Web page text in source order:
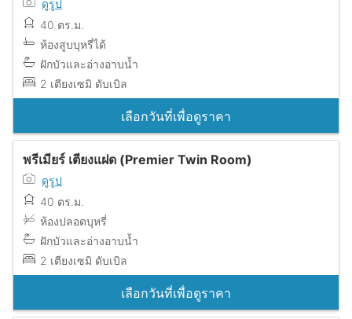
ดูรูป
40 ตร.ม.
ห้องสูบบุหรี่ได้
ฝักบัวและอ่างอาบน้ำ
2 เตียงเซมิ ดับเบิล
เลือกวันที่เพื่อดูราคา
พรีเมียร์ เตียงแฝด (Premier Twin Room)
ดูรูป
40 ตร.ม.
ห้องปลอดบุหรี่
ฝักบัวและอ่างอาบน้ำ
2 เตียงเซมิ ดับเบิล
เลือกวันที่เพื่อดูราคา